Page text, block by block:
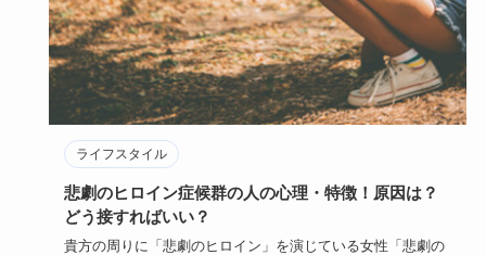
ライフスタイル
悲劇のヒロイン症候群の人の心理・特徴！原因は？
どう接すればいい？
貴方の周りに「悲劇のヒロイン」を演じている女性「悲劇の